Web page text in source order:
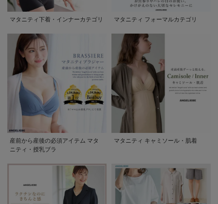
マタニティ下着・インナーカテゴリ マタニティ フォーマルカテゴリ
産前から産後の必須アイテム マタ
ニティ・授乳ブラ
マタニティ キャミソール・肌着